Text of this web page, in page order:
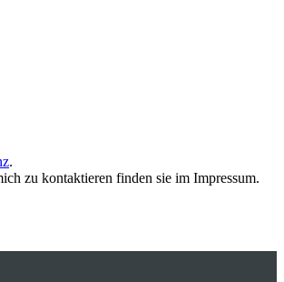
.
zu kontaktieren finden sie im Impressum.